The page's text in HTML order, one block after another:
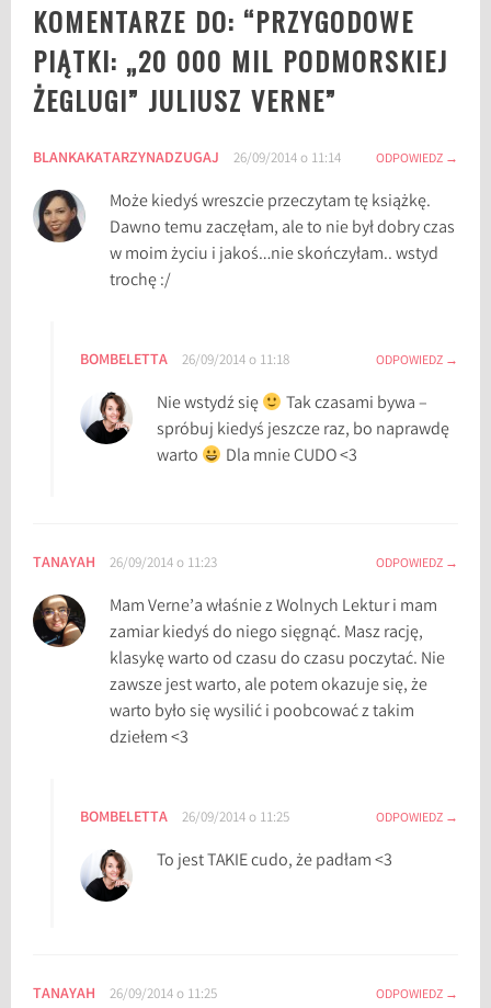
0
0
m
o
d
m
k
e
j
ż
z
KOMENTARZE DO: “PRZYGODOWE
PIĄTKI: „20 000 MIL PODMORSKIEJ
ŻEGLUGI” JULIUSZ VERNE”
BLANKAKATARZYNADZUGAJ 26/09/2014 o 11:14 ODPOWIEDZ
Może kiedyś wreszcie przeczytam tę książkę.
Dawno temu zaczęłam, ale to nie był dobry czas
w moim życiu i jakoś…nie skończyłam.. wstyd
trochę :/
BOMBELETTA 26/09/2014 o 11:18 ODPOWIEDZ
Nie wstydź się
Tak czasami bywa –
spróbuj kiedyś jeszcze raz, bo naprawdę
warto
Dla mnie CUDO <3
TANAYAH 26/09/2014 o 11:23 ODPOWIEDZ
Mam Verne’a właśnie z Wolnych Lektur i mam
zamiar kiedyś do niego sięgnąć. Masz rację,
klasykę warto od czasu do czasu poczytać. Nie
zawsze jest warto, ale potem okazuje się, że
warto było się wysilić i poobcować z takim
dziełem <3
BOMBELETTA 26/09/2014 o 11:25 ODPOWIEDZ
To jest TAKIE cudo, że padłam <3
TANAYAH 26/09/2014 o 11:25 ODPOWIEDZ